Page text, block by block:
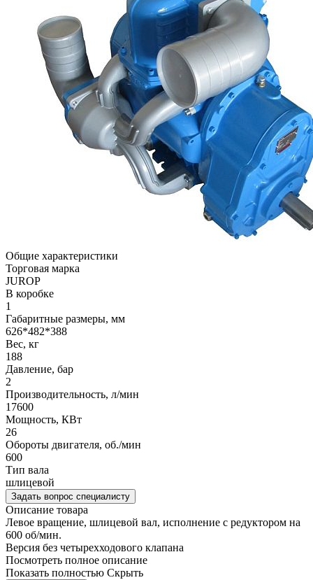
Общие характеристики
Торговая марка
JUROP
В коробке
1
Габаритные размеры, мм
626*482*388
Вес, кг
188
Давление, бар
2
Производительность, л/мин
17600
Мощность, КВт
26
Обороты двигателя, об./мин
600
Тип вала
шлицевой
Задать вопрос специалисту
Описание товара
Левое вращение, шлицевой вал, исполнение с редуктором на
600 об/мин.
Версия без четырехходового клапана
Посмотреть полное описание
Показать полностью Скрыть